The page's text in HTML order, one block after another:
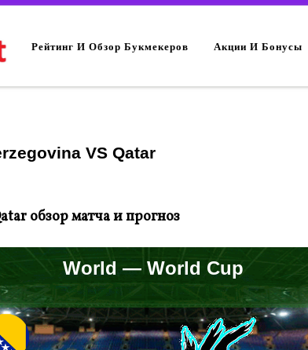
Рейтинг И Обзор Букмекеров Акции И Бонусы
VS Qatar
обзор матча и прогноз
World — World Cup